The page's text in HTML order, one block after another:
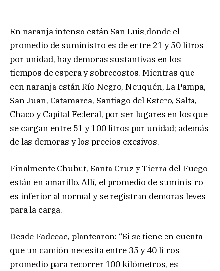
En naranja intenso están San Luis,donde el
promedio de suministro es de entre 21 y 50 litros
por unidad, hay demoras sustantivas en los
tiempos de espera y sobrecostos. Mientras que
een naranja están Río Negro, Neuquén, La Pampa,
San Juan, Catamarca, Santiago del Estero, Salta,
Chaco y Capital Federal, por ser lugares en los que
se cargan entre 51 y 100 litros por unidad; además
de las demoras y los precios exesivos.
Finalmente Chubut, Santa Cruz y Tierra del Fuego
están en amarillo. Allí, el promedio de suministro
es inferior al normal y se registran demoras leves
para la carga.
Desde Fadeeac, plantearon: “Si se tiene en cuenta
que un camión necesita entre 35 y 40 litros
promedio para recorrer 100 kilómetros, es